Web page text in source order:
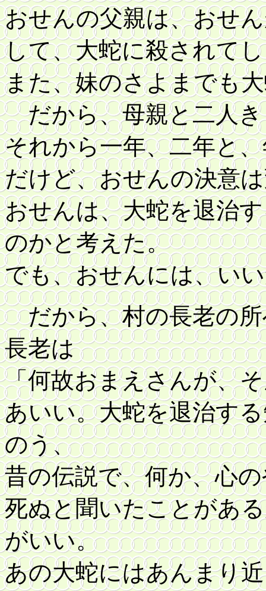
おせんの父親は、おせ
して、大蛇に殺されて
また、妹のさよまでも
だから、母親と二人
それから一年、二年と
だけど、おせんの決意
おせんは、大蛇を退治
のかと考えた。
でも、おせんには、い
だから、村の長老の所
長老は
「何故おまえさんが、
あいい。大蛇を退治す
のう、
昔の伝説で、何か、心
死ぬと聞いたことがあ
がいい。
あの大蛇にはあんまり